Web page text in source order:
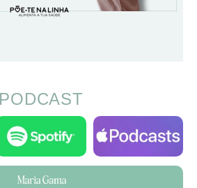
PODCAST